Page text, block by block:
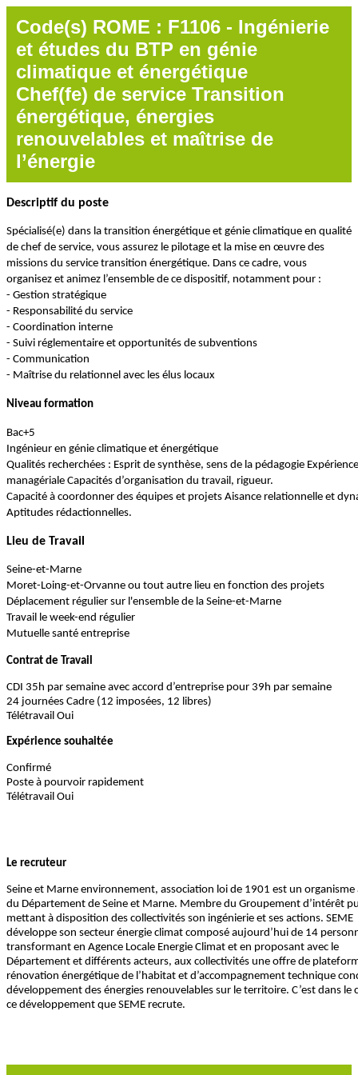
Code(s) ROME : F1106 - Ingénierie
et études du BTP en génie
climatique et énergétique
Chef(fe) de service Transition
énergétique, énergies
renouvelables et maîtrise de
l’énergie
Descriptif du poste
Spécialisé(e) dans la transition énergétique et génie climatique en qualité
de chef de service, vous assurez le pilotage et la mise en œuvre des
missions du service transition énergétique. Dans ce cadre, vous
organisez et animez l’ensemble de ce dispositif, notamment pour :
- Gestion stratégique
- Responsabilité du service
- Coordination interne
- Suivi réglementaire et opportunités de subventions
- Communication
- Maîtrise du relationnel avec les élus locaux
Niveau formation
Bac+5
Ingénieur en génie climatique et énergétique
Qualités recherchées : Esprit de synthèse, sens de la pédagogie Expérience
managériale Capacités d’organisation du travail, rigueur.
Capacité à coordonner des équipes et projets Aisance relationnelle et
Aptitudes rédactionnelles.
Lieu de Travail
Seine-et-Marne
Moret-Loing-et-Orvanne ou tout autre lieu en fonction des projets
Déplacement régulier sur l'ensemble de la Seine-et-Marne
Travail le week-end régulier
Mutuelle santé entreprise
Contrat de Travail
CDI 35h par semaine avec accord d’entreprise pour 39h par semaine
24 journées Cadre (12 imposées, 12 libres)
Télétravail Oui
Expérience souhaitée
Confirmé
Poste à pourvoir rapidement
Télétravail Oui
Le recruteur
Seine et Marne environnement, association loi de 1901 est un organisme
du Département de Seine et Marne. Membre du Groupement d’intérêt
mettant à disposition des collectivités son ingénierie et ses actions. SEME
développe son secteur énergie climat composé aujourd’hui de 14
transformant en Agence Locale Energie Climat et en proposant avec le
Département et différents acteurs, aux collectivités une offre de
rénovation énergétique de l’habitat et d’accompagnement technique
développement des énergies renouvelables sur le territoire. C’est dans le
ce développement que SEME recrute.